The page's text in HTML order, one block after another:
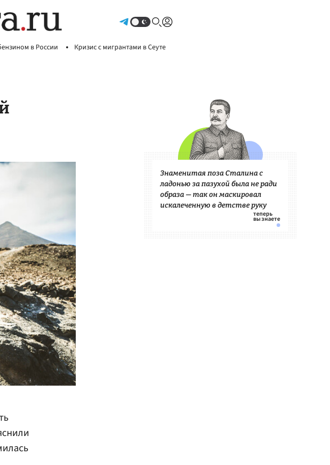
в России Кризис с мигрантами в Сеуте
Знаменитая поза Сталина с
ладонью за пазухой была не ради
образа — так он маскировал
искалеченную в детстве руку